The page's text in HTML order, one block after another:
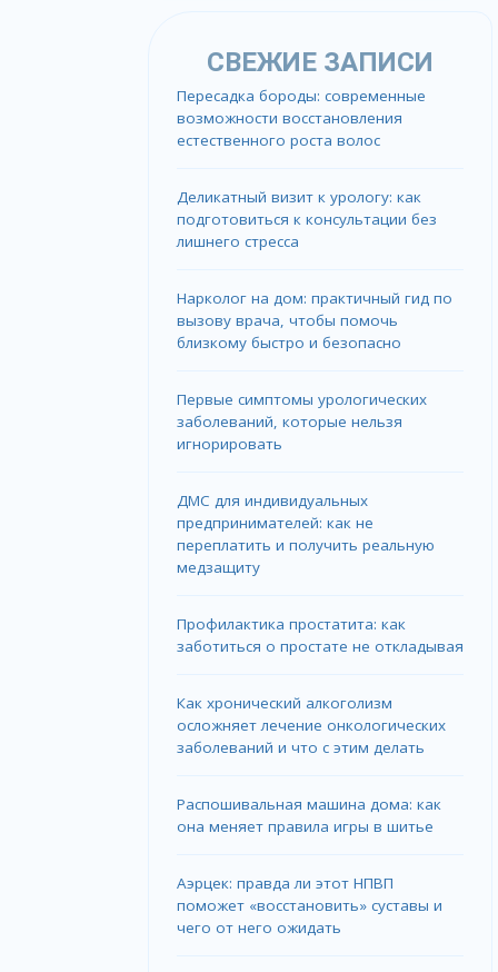
СВЕЖИЕ ЗАПИСИ
Пересадка бороды: современные
возможности восстановления
естественного роста волос
Деликатный визит к урологу: как
подготовиться к консультации без
лишнего стресса
Нарколог на дом: практичный гид по
вызову врача, чтобы помочь
близкому быстро и безопасно
Первые симптомы урологических
заболеваний, которые нельзя
игнорировать
ДМС для индивидуальных
предпринимателей: как не
переплатить и получить реальную
медзащиту
Профилактика простатита: как
заботиться о простате не откладывая
Как хронический алкоголизм
осложняет лечение онкологических
заболеваний и что с этим делать
Распошивальная машина дома: как
она меняет правила игры в шитье
Аэрцек: правда ли этот НПВП
поможет «восстановить» суставы и
чего от него ожидать